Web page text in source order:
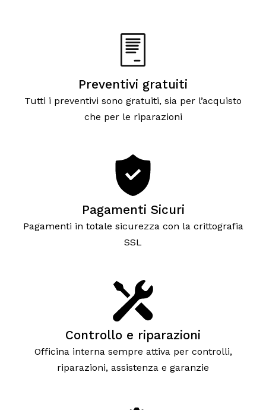
Preventivi gratuiti
Tutti i preventivi sono gratuiti, sia per l’acquisto
che per le riparazioni
Pagamenti Sicuri
Pagamenti in totale sicurezza con la crittografia
SSL
Controllo e riparazioni
Officina interna sempre attiva per controlli,
riparazioni, assistenza e garanzie